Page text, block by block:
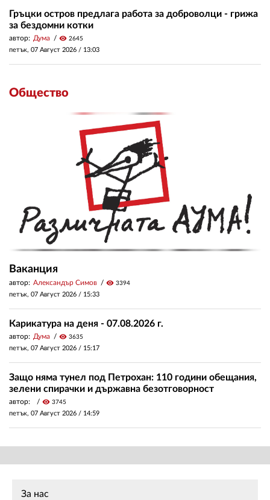
Гръцки остров предлага работа за доброволци - грижа
за бездомни котки
автор: Дума visibility 2645
петък, 07 Август 2026 / 13:03
Общество
Ваканция
автор: Александър Симов visibility 3394
петък, 07 Август 2026 / 15:33
Карикатура на деня - 07.08.2026 г.
автор: Дума visibility 3635
петък, 07 Август 2026 / 15:17
Защо няма тунел под Петрохан: 110 години обещания,
зелени спирачки и държавна безотговорност
автор: visibility 3745
петък, 07 Август 2026 / 14:59
За нас